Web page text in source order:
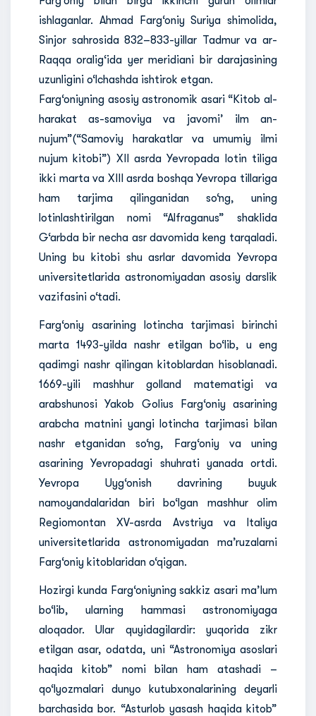
ishlaganlar. Ahmad Farg‘oniy Suriya shimolida,
Sinjor sahrosida 832–833-yillar Tadmur va ar-
Raqqa oralig‘ida yer meridiani bir darajasining
uzunligini o‘lchashda ishtirok etgan.
Farg‘oniyning asosiy astronomik asari “Kitob al-
harakat as-samoviya va javomi’ ilm an-
nujum”(“Samoviy harakatlar va umumiy ilmi
nujum kitobi”) XII asrda Yevropada lotin tiliga
ikki marta va XIII asrda boshqa Yevropa tillariga
ham tarjima qilinganidan so‘ng, uning
lotinlashtirilgan nomi “Alfraganus” shaklida
G‘arbda bir necha asr davomida keng tarqaladi.
Uning bu kitobi shu asrlar davomida Yevropa
universitetlarida astronomiyadan asosiy darslik
vazifasini o‘tadi.
Farg‘oniy asarining lotincha tarjimasi birinchi
marta 1493-yilda nashr etilgan bo‘lib, u eng
qadimgi nashr qilingan kitoblardan hisoblanadi.
1669-yili mashhur golland matematigi va
arabshunosi Yakob Golius Farg‘oniy asarining
arabcha matnini yangi lotincha tarjimasi bilan
nashr etganidan so‘ng, Farg‘oniy va uning
asarining Yevropadagi shuhrati yanada ortdi.
Yevropa Uyg‘onish davrining buyuk
namoyandalaridan biri bo‘lgan mashhur olim
Regiomontan XV-asrda Avstriya va Italiya
universitetlarida astronomiyadan ma’ruzalarni
Farg‘oniy kitoblaridan o‘qigan.
Hozirgi kunda Farg‘oniyning sakkiz asari ma’lum
bo‘lib, ularning hammasi astronomiyaga
aloqador. Ular quyidagilardir: yuqorida zikr
etilgan asar, odatda, uni “Astronomiya asoslari
haqida kitob” nomi bilan ham atashadi –
qo‘lyozmalari dunyo kutubxonalarining deyarli
barchasida bor. “Asturlob yasash haqida kitob”